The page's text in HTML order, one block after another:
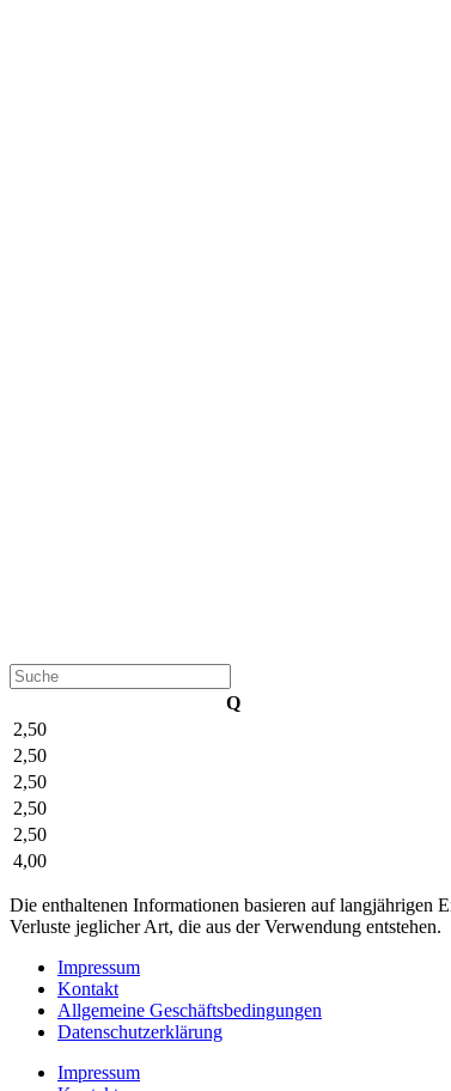
Q
2,50
2,50
2,50
2,50
2,50
4,00
Die enthaltenen Informationen basieren auf
Verluste jeglicher Art, die aus der Verwendung entstehen.
Impressum
Kontakt
Allgemeine Geschäftsbedingungen
Datenschutzerklärung
Impressum